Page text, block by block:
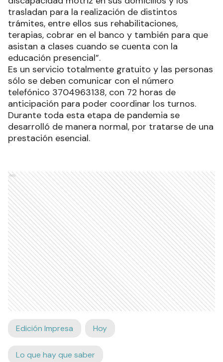
trasladan para la realización de distintos
trámites, entre ellos sus rehabilitaciones,
terapias, cobrar en el banco y también para que
asistan a clases cuando se cuenta con la
educación presencial”.
Es un servicio totalmente gratuito y las personas
sólo se deben comunicar con el número
telefónico 3704963138, con 72 horas de
anticipación para poder coordinar los turnos.
Durante toda esta etapa de pandemia se
desarrolló de manera normal, por tratarse de una
prestación esencial.
Ads
Edición Impresa Hoy
Lo que hay que saber